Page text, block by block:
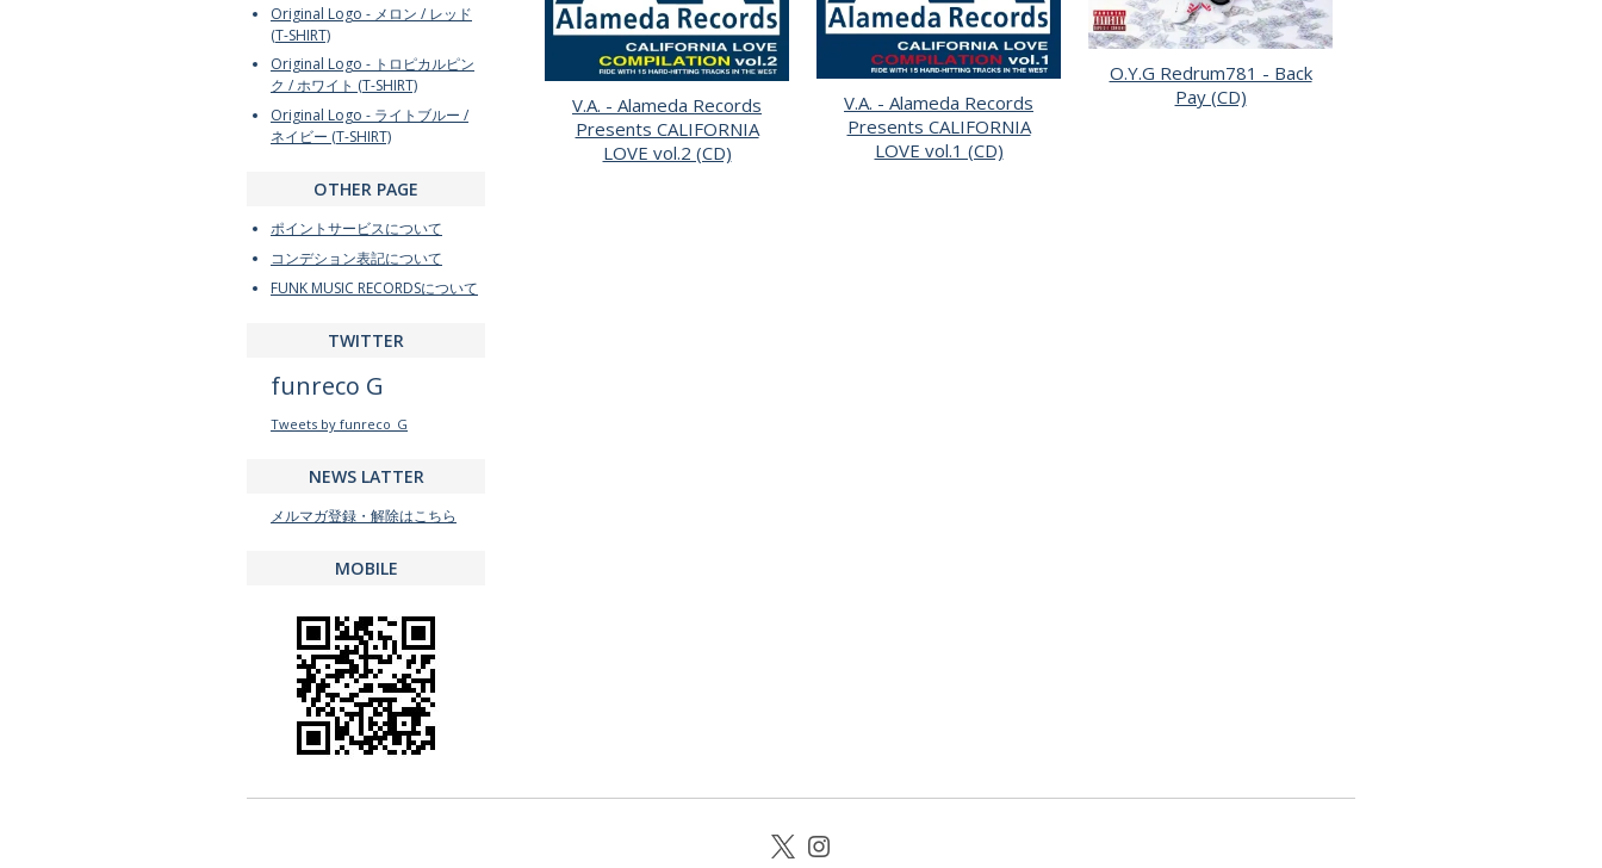
V.A. - Alameda Records
Presents CALIFORNIA
LOVE vol.2 (CD)
V.A. - Alameda Records
Presents CALIFORNIA
LOVE vol.1 (CD)
O.Y.G Redrum781 - Back
Pay (CD)
Original Logo - メロン / レッド
(T-SHIRT)
Original Logo - トロピカルピン
ク / ホワイト (T-SHIRT)
Original Logo - ライトブルー /
ネイビー (T-SHIRT)
OTHER PAGE
ポイントサービスについて
コンデション表記について
FUNK MUSIC RECORDSについて
TWITTER
funreco G
Tweets by funreco_G
NEWS LATTER
メルマガ登録・解除はこちら
MOBILE